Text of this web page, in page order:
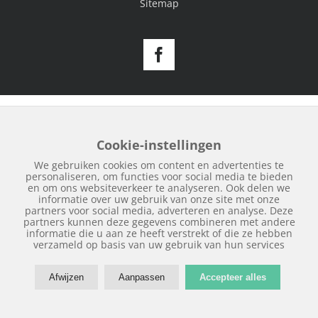
Sitemap
Facebook
Cookie-instellingen
We gebruiken cookies om content en advertenties te
personaliseren, om functies voor social media te bieden
en om ons websiteverkeer te analyseren. Ook delen we
informatie over uw gebruik van onze site met onze
partners voor social media, adverteren en analyse. Deze
partners kunnen deze gegevens combineren met andere
informatie die u aan ze heeft verstrekt of die ze hebben
verzameld op basis van uw gebruik van hun services
Afwijzen Aanpassen Accepteer alles